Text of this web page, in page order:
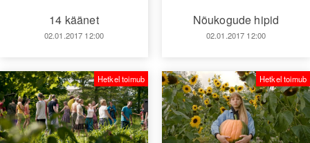
14 käänet
02.01.2017 12:00
Nõukogude hipid
02.01.2017 12:00
Hetkel toimub Hetkel toimub